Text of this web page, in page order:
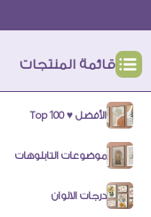
قائمة المنتجات
الأفضل ♥ Top 100
موضوعات التابلوهات
درجات الالوان